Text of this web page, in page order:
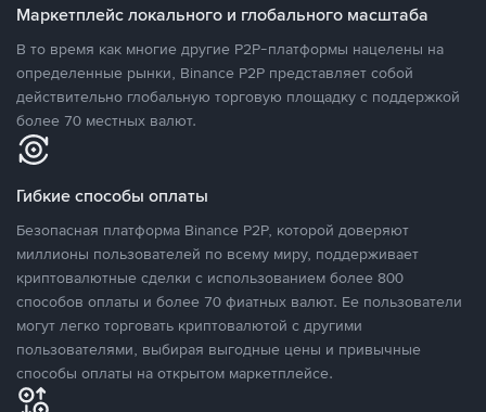
Маркетплейс локального и глобального масштаба
В то время как многие другие P2P-платформы нацелены на
определенные рынки, Binance P2P представляет собой
действительно глобальную торговую площадку с поддержкой
более 70 местных валют.
Гибкие способы оплаты
Безопасная платформа Binance P2P, которой доверяют
миллионы пользователей по всему миру, поддерживает
криптовалютные сделки с использованием более 800
способов оплаты и более 70 фиатных валют. Ее пользователи
могут легко торговать криптовалютой с другими
пользователями, выбирая выгодные цены и привычные
способы оплаты на открытом маркетплейсе.